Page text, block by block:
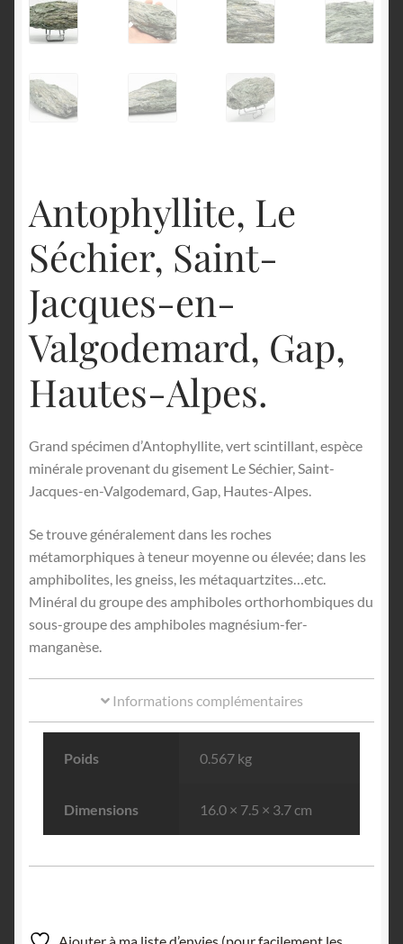
Antophyllite, Le
Séchier, Saint-
Jacques-en-
Valgodemard, Gap,
Hautes-Alpes.
Grand spécimen d’Antophyllite, vert scintillant, espèce
minérale provenant du gisement Le Séchier, Saint-
Jacques-en-Valgodemard, Gap, Hautes-Alpes.
Se trouve généralement dans les roches
métamorphiques à teneur moyenne ou élevée; dans les
amphibolites, les gneiss, les métaquartzites…etc.
Minéral du groupe des amphiboles orthorhombiques du
sous-groupe des amphiboles magnésium-fer-
manganèse.
Informations complémentaires
Poids 0.567 kg
Dimensions 16.0 × 7.5 × 3.7 cm